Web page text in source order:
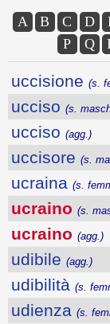
A B C D
P
Q
uccisione (s.
ucciso (s.
ucciso (agg.)
uccisore (s.
ucraina (s.
ucraino (s.
ucraino (agg.)
udibile (agg.)
udibilità (s.
udienza (s.